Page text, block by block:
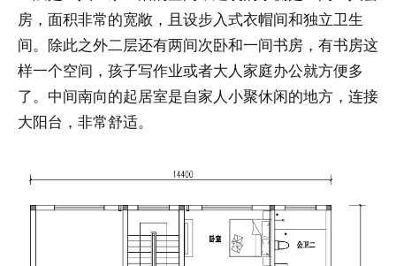
房，面积非常的宽敞，且设步入式衣帽间和独立卫生
间。除此之外二层还有两间次卧和一间书房，有书房这
样一个空间，孩子写作业或者大人家庭办公就方便多
了。中间南向的起居室是自家人小聚休闲的地方，连接
大阳台，非常舒适。